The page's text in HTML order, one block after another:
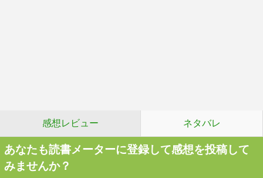
感想レビュー ネタバレ
あなたも読書メーターに登録して感想を投稿して
みませんか？